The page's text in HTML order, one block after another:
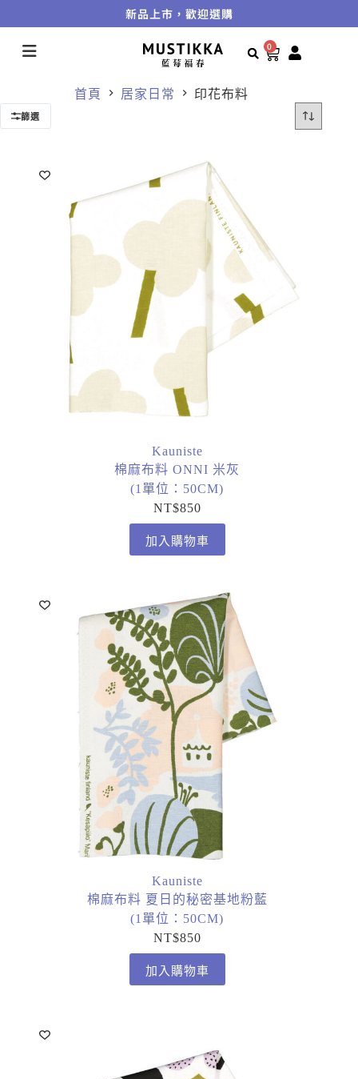
新品上市，歡迎選購
0
首頁 居家日常 印花布料
篩選
Kauniste
棉麻布料 ONNI 米灰
(1單位：50CM)
NT$850
加入購物車
Kauniste
棉麻布料 夏日的秘密基地粉藍
(1單位：50CM)
NT$850
加入購物車